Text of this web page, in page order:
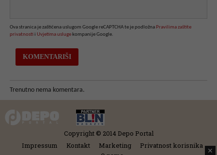
Ova stranica je zaštićena uslugom Google reCAPTCHA te je podložna Pravilima zaštite
privatnosti i Uvjetima usluge kompanije Google.
Trenutno nema komentara.
Copyright © 2014 Depo Portal
Impressum
Kontakt Marketing
Privatnost korisnika
✕